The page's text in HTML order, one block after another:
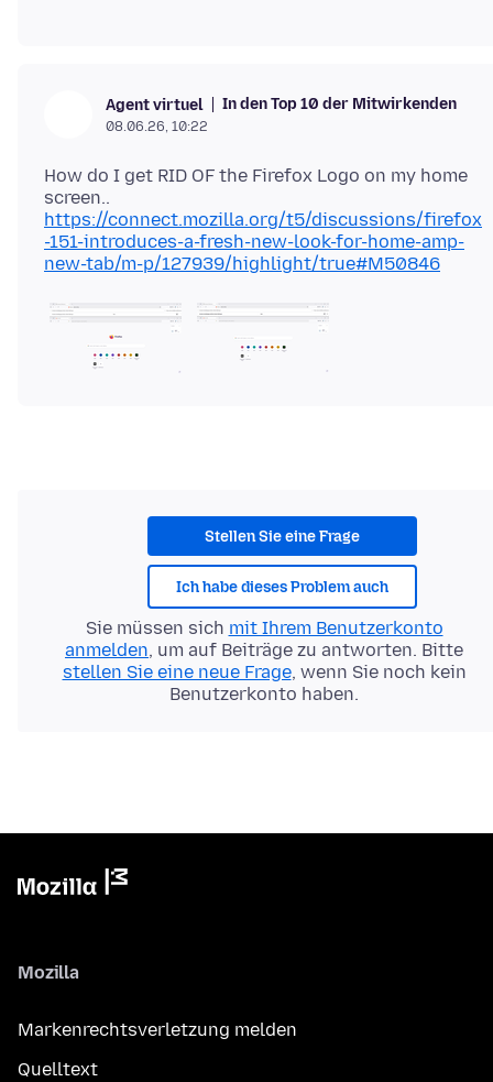
Agent virtuel In den Top 10 der Mitwirkenden
08.06.26, 10:22
How do I get RID OF the Firefox Logo on my home
https://connect.mozilla.org/t5/discussions/firefox
-151-introduces-a-fresh-new-look-for-home-amp-
new-tab/m-p/127939/highlight/true#M50846
Stellen Sie eine Frage
Ich habe dieses Problem auch
Sie müssen sich mit Ihrem Benutzerkonto
anmelden, um auf Beiträge zu antworten. Bitte
stellen Sie eine neue Frage, wenn Sie noch kein
Benutzerkonto haben.
Mozilla
Markenrechtsverletzung melden
Quelltext